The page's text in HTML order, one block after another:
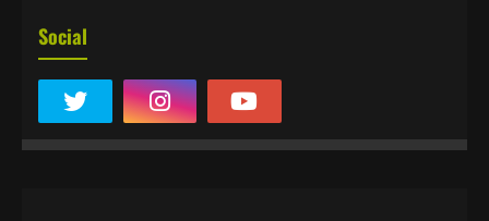
Social